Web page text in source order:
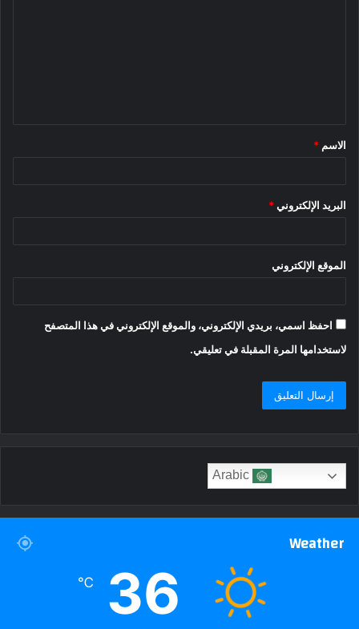
*
الاسم *
البريد الإلكتروني *
الموقع الإلكتروني
احفظ اسمي، بريدي الإلكتروني، والموقع الإلكتروني في هذا المتصفح
لاستخدامها المرة المقبلة في تعليقي.
Weather
36
℃